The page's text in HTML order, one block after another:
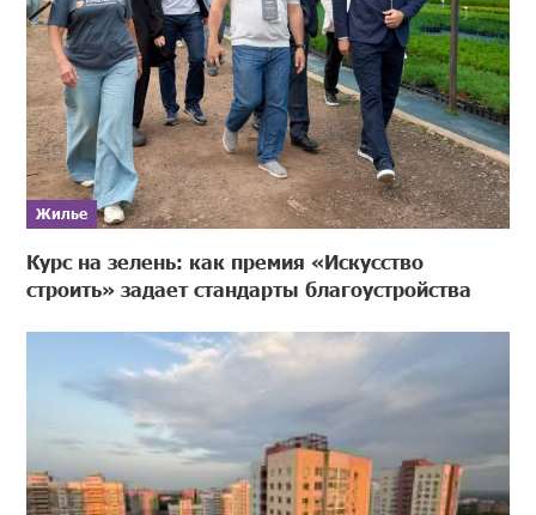
Жилье
Курс на зелень: как премия «Искусство
строить» задает стандарты благоустройства